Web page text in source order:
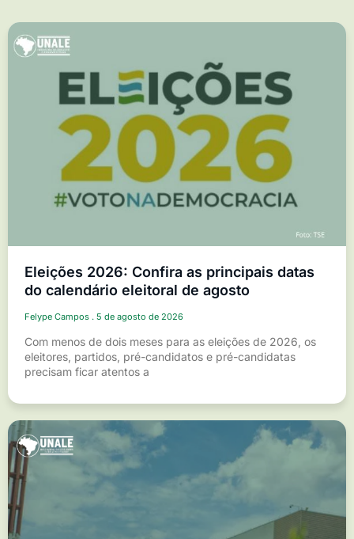
Eleições 2026: Confira as principais datas
do calendário eleitoral de agosto
Felype Campos 5 de agosto de 2026
Com menos de dois meses para as eleições de 2026, os
eleitores, partidos, pré-candidatos e pré-candidatas
precisam ficar atentos a